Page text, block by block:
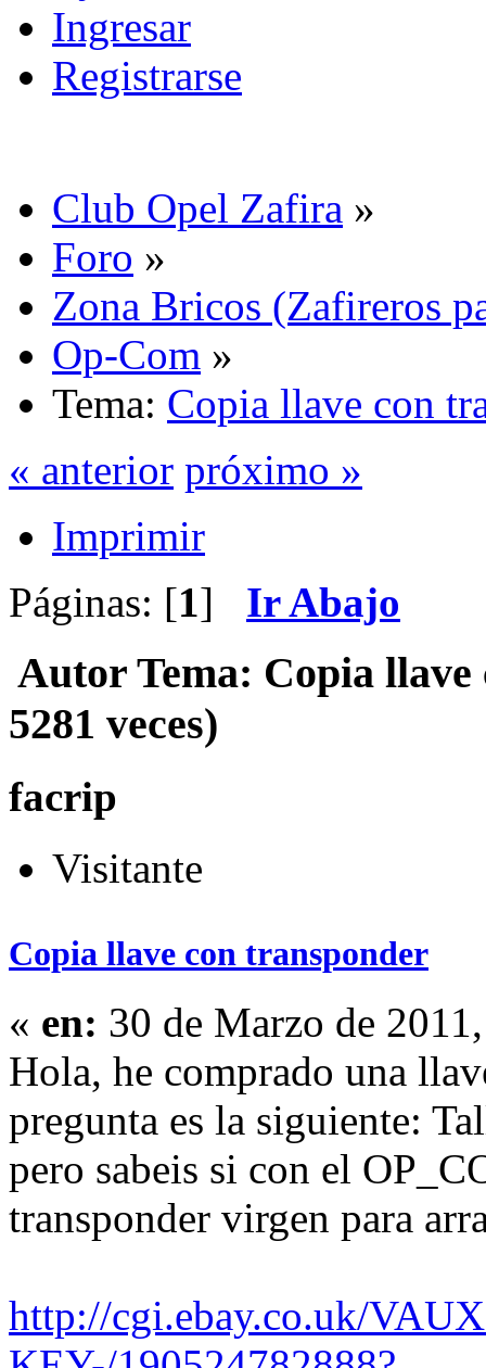
Ingresar
Registrarse
Club Opel Zafira »
Foro »
Zona Bricos (Zafireros
Op-Com »
Tema: Copia llave con
« anterior próximo »
Imprimir
Páginas: [1] Ir Abajo
Autor Tema: Copia
5281 veces)
facrip
Visitante
Copia llave con transponder
« en: 30 de Marzo de
Hola, he comprado una
pregunta es la siguiente:
pero sabeis si con el
transponder virgen para
http://cgi.ebay.co.uk/